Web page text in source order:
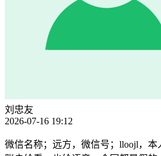
刘忠友
2026-07-16 19:12
微信名称；远方，微信号；lloojl，本